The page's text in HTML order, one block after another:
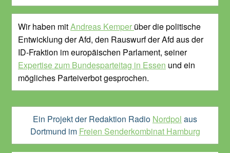
Wir haben mitAndreas Kemper über die politische
Entwicklung der Afd, den Rauswurf der Afd aus der
ID-Fraktion im europäischen Parlament, seiner
Expertise zum Bundesparteitag in Essen und ein
mögliches Parteiverbot gesprochen.
Ein Projekt der Redaktion Radio Nordpol aus
Dortmund im Freien Senderkombinat Hamburg